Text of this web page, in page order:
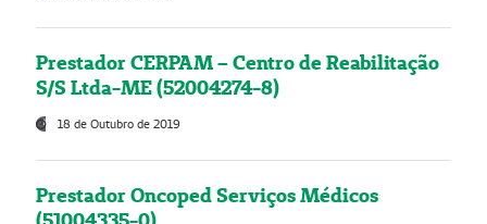
Prestador CERPAM – Centro de Reabilitação
S/S Ltda-ME (52004274-8)
18 de Outubro de 2019
Prestador Oncoped Serviços Médicos